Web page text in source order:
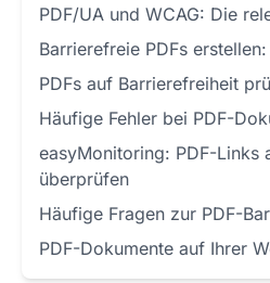
PDF/UA und WCAG: Die
Barrierefreie PDFs
PDFs auf Barrierefreiheit
Häufige Fehler bei PDF-
easyMonitoring: PDF-Links
überprüfen
Häufige Fragen zur PDF-
PDF-Dokumente auf Ihrer